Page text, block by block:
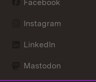
Facebook
Instagram
LinkedIn
Mastodon